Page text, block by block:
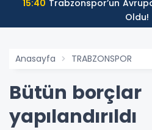
15:40
Oldu!
Anasayfa TRABZONSPOR
Bütün borçlar
yapılandırıldı